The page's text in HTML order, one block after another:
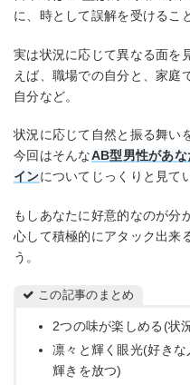
に、時として誤解を受けるこ
実は状況に応じて異なる面を
えば、職場での自分と、家庭
自分など。
状況に応じて自然と振る舞い
今回はそんなAB型男性があ
インについてじっくりと見て
もしあなたに好意的なのが分
心して積極的にアタック出来
う。
この記事のまとめ
2つの味が楽しめる(状
凛々と輝く眼光(好き
輝きを放つ)